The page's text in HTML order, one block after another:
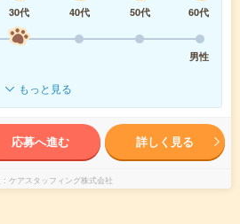
30代 40代 50代
60代
男性
もっと見る
応募へ進む 詳しく見る
ケアスタッフィング株式会社